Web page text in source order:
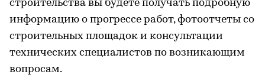
строительства вы будете получать подробную
информацию о прогрессе работ, фотоотчеты со
строительных площадок и консультации
технических специалистов по возникающим
вопросам.